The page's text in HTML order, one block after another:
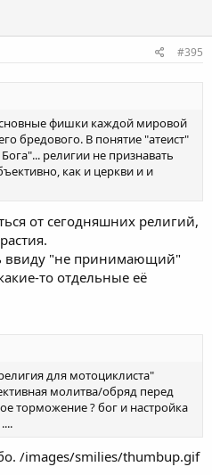
#395
фишки каждой мировой
бредового. В понятие "атеист"
религии не признавать
как и церкви и и
от сегодняшних религий,
ввиду "не принимающий"
то отдельные её
для мотоциклиста"
молитва/обряд перед
торможение ? бог и настройка
/images/smilies/thumbup.gif